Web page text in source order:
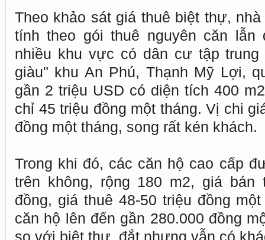
Theo khảo sát giá thuê biệt thự,
tính theo gói thuê nguyên căn
nhiều khu vực có dân cư tập trung
giàu" khu An Phú, Thạnh Mỹ Lợi,
gần 2 triệu USD có diện tích 400
chỉ 45 triệu đồng một tháng. Vị chi
đồng một tháng, song rất kén khách.
Trong khi đó, các căn hộ cao cấp
trên không, rộng 180 m2, giá
đồng, giá thuê 48-50 triệu đồng
căn hộ lên đến gần 280.000 đồng
so với biệt thự, đắt nhưng vẫn có